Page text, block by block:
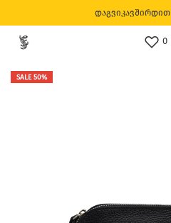
დაგვიკავშირდით
0
SALE 50%